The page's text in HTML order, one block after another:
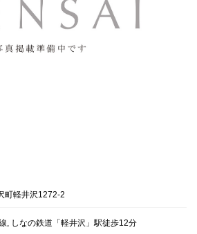
町軽井沢1272-2
, しなの鉄道「軽井沢」駅徒歩12分